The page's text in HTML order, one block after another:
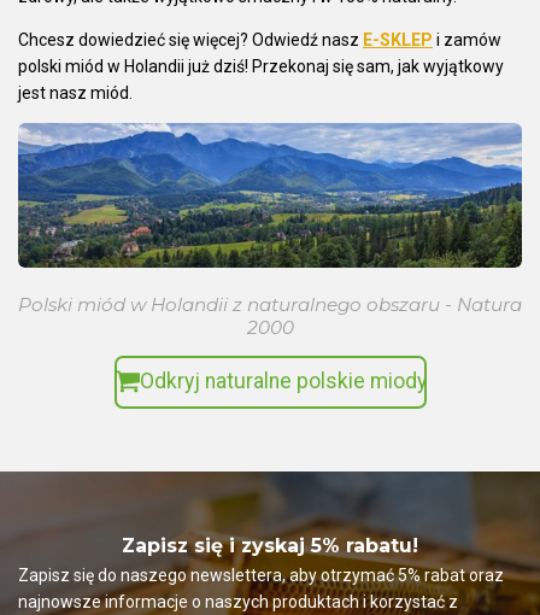
Chcesz dowiedzieć się więcej? Odwiedź nasz E-SKLEP i zamów
polski miód w Holandii już dziś! Przekonaj się sam, jak wyjątkowy
jest nasz miód.
Polski miód w Holandii z naturalnego obszaru - Natura
2000
Odkryj naturalne polskie miody
Zapisz się i zyskaj 5% rabatu!
Zapisz się do naszego newslettera, aby otrzymać 5% rabat oraz
najnowsze informacje o naszych produktach i korzystać z